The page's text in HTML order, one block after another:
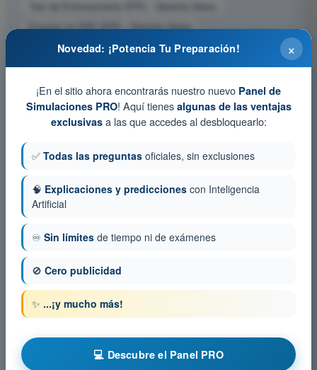
Test de Entrenamiento ATPL - Derecho Aéreo
Examen en PDF ATPL - Derecho Aéreo
×
Novedad: ¡Potencia Tu Preparación!
¡En el sitio ahora encontrarás nuestro nuevo Panel de
Simulaciones PRO! Aquí tienes algunas de las ventajas
exclusivasa las que accedes al desbloquearlo:
✅ Todas las preguntas oficiales, sin exclusiones
🧠 Explicaciones y predicciones con Inteligencia
Artificial
♾️ Sin límites de tiempo ni de exámenes
🚫 Cero publicidad
✨ ...¡y mucho más!
💻 Descubre el Panel PRO